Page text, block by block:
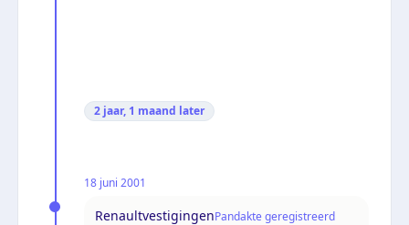
2 jaar, 1 maand later
18 juni 2001
RenaultvestigingenPandakte geregistreerd